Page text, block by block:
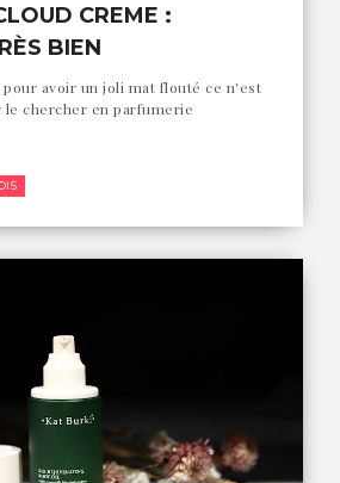
CREME :
BIEN
avoir un joli mat flouté ce n'est
le chercher en parfumerie